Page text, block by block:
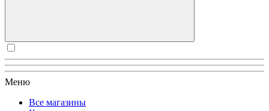
Меню
Все магазины